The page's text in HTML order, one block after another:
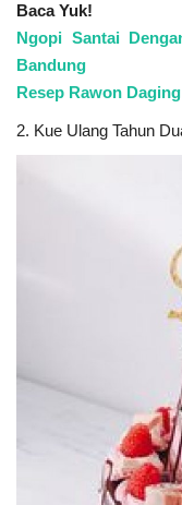
Baca Yuk!
Ngopi Santai
Bandung
Resep Rawon
2. Kue Ulang Tahun